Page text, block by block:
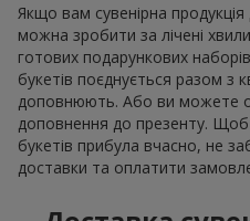
Якщо вам сувенірна
можна зробити за лічені
готових подарункових
букетів поєднується разом з
доповнюють. Або ви можете
доповнення до презенту. Щоб
букетів прибула вчасно, не
доставки та оплатити